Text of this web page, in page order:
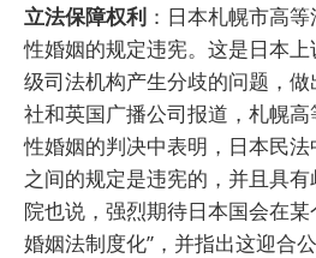
立法保障权利 ：日本札幌市高
性婚姻的规定违宪。这是日本
级司法机构产生分歧的问题，
社和英国广播公司报道，札幌
性婚姻的判决中表明，日本民
之间的规定是违宪的，并且具
院也说，强烈期待日本国会在
婚姻法制度化”，并指出这迎合